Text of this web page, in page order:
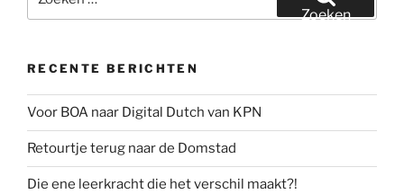
naar:
Zoeken
RECENTE BERICHTEN
Voor BOA naar Digital Dutch van KPN
Retourtje terug naar de Domstad
Die ene leerkracht die het verschil maakt?!